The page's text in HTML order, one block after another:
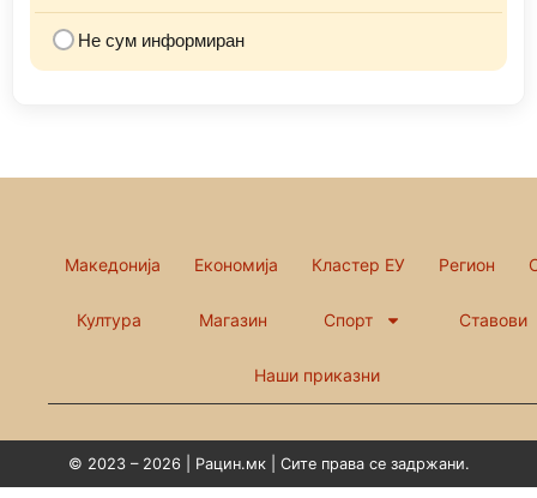
Не сум информиран
Македонија Економија Кластер ЕУ Регион
Култура Магазин Спорт Ставови
Наши приказни
© 2023 – 2026 | Рацин.мк | Сите права се задржани.